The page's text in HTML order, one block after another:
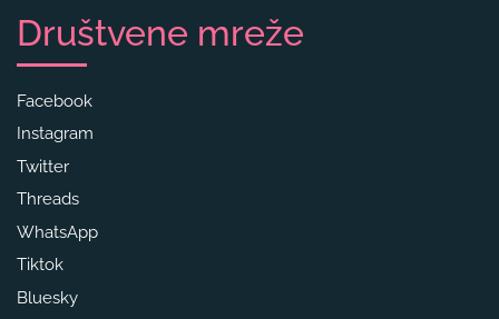
Društvene mreže
Facebook
Instagram
Twitter
Threads
WhatsApp
Tiktok
Bluesky